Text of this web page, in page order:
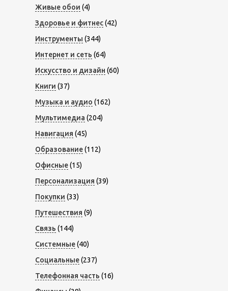
Живые обои (4)
Здоровье и фитнес(42)
Инструменты (344)
Интернет и сеть (64)
Искусство и дизайн (60)
Книги (37)
Музыка и аудио (162)
Мультимедиа (204)
Навигация (45)
Образование(112)
Офисные(15)
Персонализация (39)
Покупки (33)
Путешествия (9)
Связь (144)
Системные(40)
Социальные(237)
Телефонная часть (16)